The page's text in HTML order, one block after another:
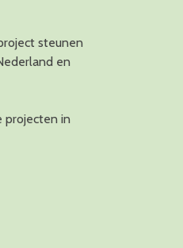
steunen
en
projecten in